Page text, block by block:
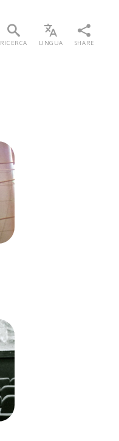
RICERCA LINGUA SHARE